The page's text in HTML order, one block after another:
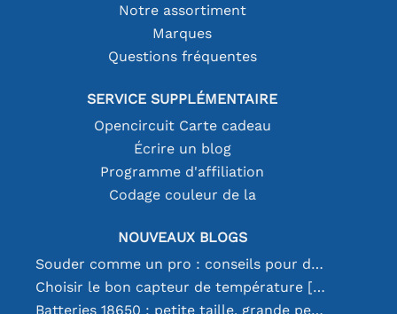
Notre assortiment
Marques
Questions fréquentes
SERVICE SUPPLÉMENTAIRE
Opencircuit Carte cadeau
Écrire un blog
Programme d'affiliation
Codage couleur de la
NOUVEAUX BLOGS
Souder comme un pro : conseils pour des connexions électroniques parfaites
Choisir le bon capteur de température [youtube]
Batteries 18650 : petite taille, grande performance